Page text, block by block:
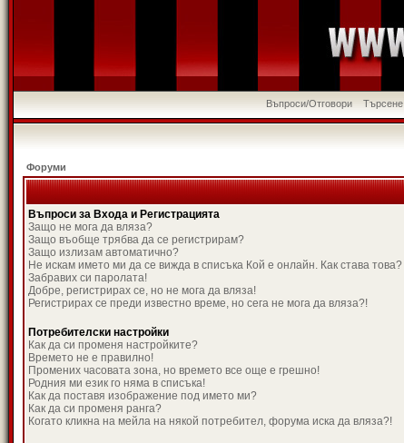
Въпроси/Отговори Търсене
Форуми
Въпроси за Входа и Регистрацията
Защо не мога да вляза?
Защо въобще трябва да се регистрирам?
Защо излизам автоматично?
Не искам името ми да се вижда в списъка Кой е онлайн. Как става това?
Забравих си паролата!
Добре, регистрирах се, но не мога да вляза!
Регистрирах се преди известно време, но сега не мога да вляза?!
Потребителски настройки
Как да си променя настройките?
Времето не е правилно!
Промених часовата зона, но времето все още е грешно!
Родния ми език го няма в списъка!
Как да поставя изображение под името ми?
Как да си променя ранга?
Когато кликна на мейла на някой потребител, форума иска да вляза?!